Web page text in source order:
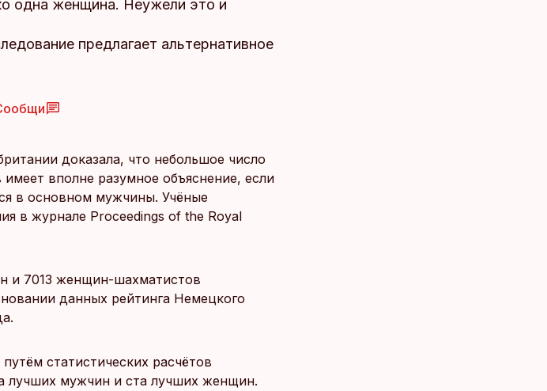
одна женщина. Неужели это и
предлагает альтернативное
доказала, что небольшое число
вполне разумное объяснение, если
в основном мужчины. Учёные
в журнале Proceedings of the Royal
и 7013 женщин-шахматистов
данных рейтинга Немецкого
статистических расчётов
лучших мужчин и ста лучших женщин.